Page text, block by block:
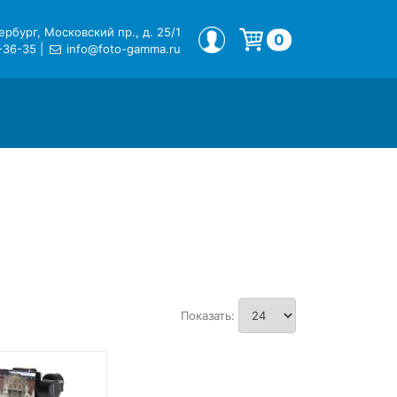
Московский пр., д. 25/1
36-35
info@foto-gamma.ru
МОЙ ПРОФИЛЬ 0